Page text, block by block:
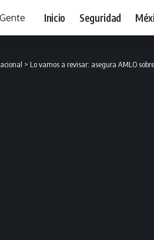
Inicio Seguridad
> Lo vamos a revisar: asegura AMLO